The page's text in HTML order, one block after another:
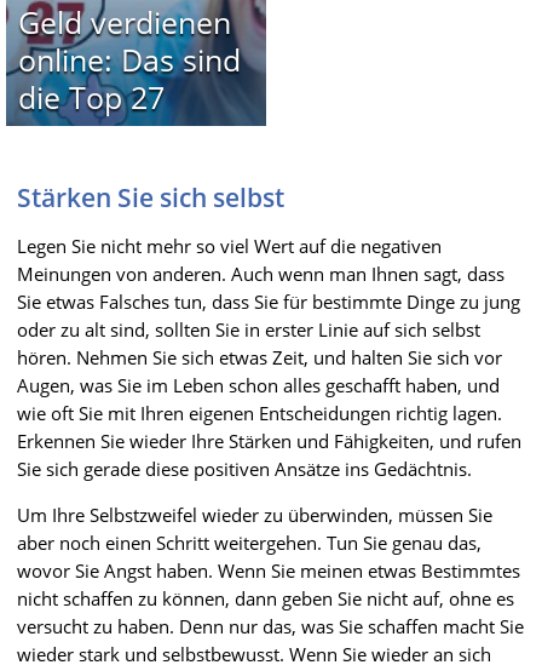
Geld verdienen
online: Das sind
die Top 27
Stärken Sie sich selbst
Legen Sie nicht mehr so viel Wert auf die negativen
Meinungen von anderen. Auch wenn man Ihnen sagt, dass
Sie etwas Falsches tun, dass Sie für bestimmte Dinge zu jung
oder zu alt sind, sollten Sie in erster Linie auf sich selbst
hören. Nehmen Sie sich etwas Zeit, und halten Sie sich vor
Augen, was Sie im Leben schon alles geschafft haben, und
wie oft Sie mit Ihren eigenen Entscheidungen richtig lagen.
Erkennen Sie wieder Ihre Stärken und Fähigkeiten, und rufen
Sie sich gerade diese positiven Ansätze ins Gedächtnis.
Um Ihre Selbstzweifel wieder zu überwinden, müssen Sie
aber noch einen Schritt weitergehen. Tun Sie genau das,
wovor Sie Angst haben. Wenn Sie meinen etwas Bestimmtes
nicht schaffen zu können, dann geben Sie nicht auf, ohne es
versucht zu haben. Denn nur das, was Sie schaffen macht Sie
wieder stark und selbstbewusst. Wenn Sie wieder an sich